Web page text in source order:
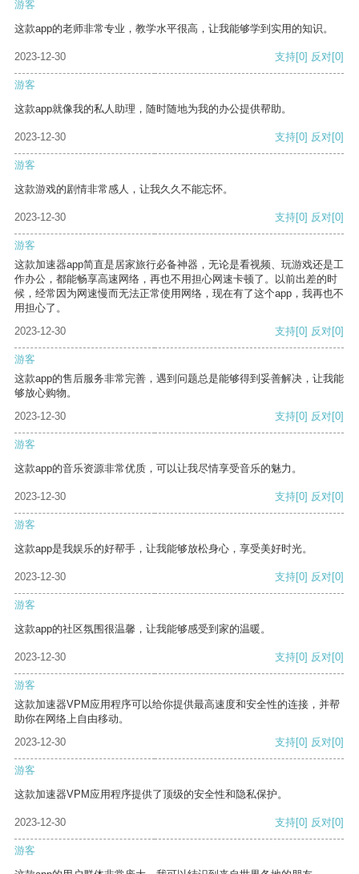
游客
这款app的老师非常专业，教学水平很高，让我能够学到实用的知识。
2023-12-30 支持[0] 反对[0]
游客
这款app就像我的私人助理，随时随地为我的办公提供帮助。
2023-12-30 支持[0] 反对[0]
游客
这款游戏的剧情非常感人，让我久久不能忘怀。
2023-12-30 支持[0] 反对[0]
游客
这款加速器app简直是居家旅行必备神器，无论是看视频、玩游戏还是工
作办公，都能畅享高速网络，再也不用担心网速卡顿了。以前出差的时
候，经常因为网速慢而无法正常使用网络，现在有了这个app，我再也不
用担心了。
2023-12-30
支持[0] 反对[0]
游客
这款app的售后服务非常完善，遇到问题总是能够得到妥善解决，让我能
够放心购物。
2023-12-30
支持[0] 反对[0]
游客
这款app的音乐资源非常优质，可以让我尽情享受音乐的魅力。
2023-12-30 支持[0] 反对[0]
游客
这款app是我娱乐的好帮手，让我能够放松身心，享受美好时光。
2023-12-30 支持[0] 反对[0]
游客
这款app的社区氛围很温馨，让我能够感受到家的温暖。
2023-12-30 支持[0] 反对[0]
游客
这款加速器VPM应用程序可以给你提供最高速度和安全性的连接，并帮
助你在网络上自由移动。
2023-12-30
支持[0] 反对[0]
游客
这款加速器VPM应用程序提供了顶级的安全性和隐私保护。
2023-12-30 支持[0] 反对[0]
游客